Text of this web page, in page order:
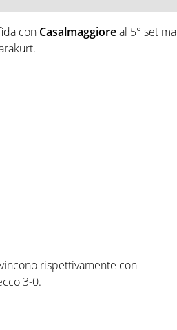
con Casalmaggioreal 5° set ma
rispettivamente con
3-0.